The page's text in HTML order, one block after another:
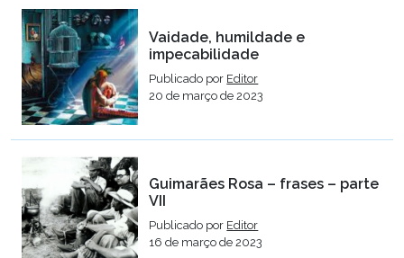
Vaidade, humildade e
impecabilidade
Publicado por Editor
20 de março de 2023
Guimarães Rosa – frases – parte
VII
Publicado por Editor
16 de março de 2023